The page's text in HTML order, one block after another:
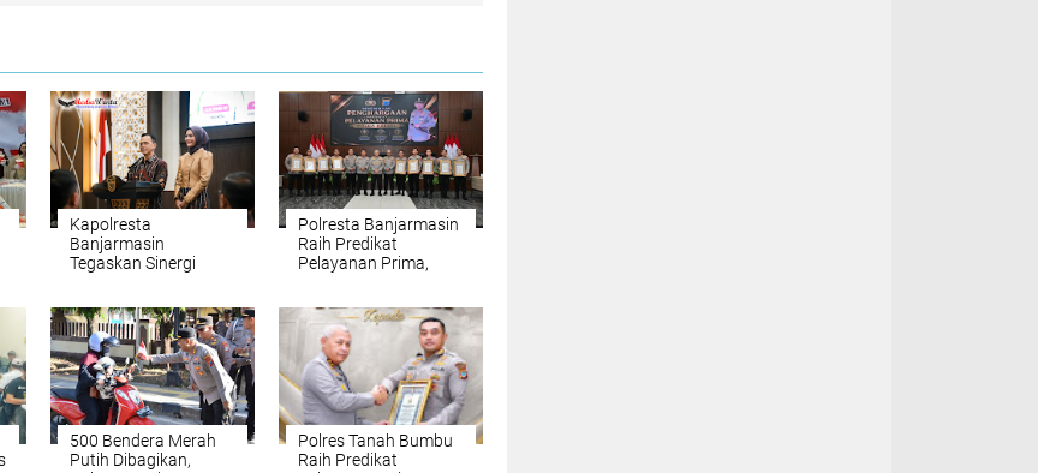
Kapolresta
Banjarmasin
Tegaskan Sinergi
Polresta Banjarmasin
Raih Predikat
Pelayanan Prima,
500 Bendera Merah
Putih Dibagikan,
Polres Tanah Bumbu
Raih Predikat